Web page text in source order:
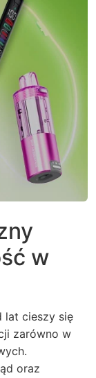
w
lat cieszy się
zarówno w
oraz